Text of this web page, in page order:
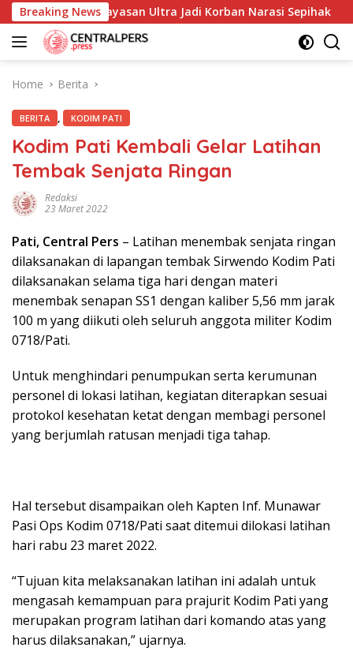
Skip
to
content
Breaking News
dan Yayasan Ultra Jadi Korban Narasi Sepihak
Home Berita
BERITA , KODIM PATI
Kodim Pati Kembali Gelar Latihan
Tembak Senjata Ringan
Redaksi
23 Maret 2022
Pati, Central Pers – Latihan menembak senjata ringan
dilaksanakan di lapangan tembak Sirwendo Kodim Pati
dilaksanakan selama tiga hari dengan materi
menembak senapan SS1 dengan kaliber 5,56 mm jarak
100 m yang diikuti oleh seluruh anggota militer Kodim
0718/Pati.
Untuk menghindari penumpukan serta kerumunan
personel di lokasi latihan, kegiatan diterapkan sesuai
protokol kesehatan ketat dengan membagi personel
yang berjumlah ratusan menjadi tiga tahap.
Hal tersebut disampaikan oleh Kapten Inf. Munawar
Pasi Ops Kodim 0718/Pati saat ditemui dilokasi latihan
hari rabu 23 maret 2022.
“Tujuan kita melaksanakan latihan ini adalah untuk
mengasah kemampuan para prajurit Kodim Pati yang
merupakan program latihan dari komando atas yang
harus dilaksanakan,” ujarnya.